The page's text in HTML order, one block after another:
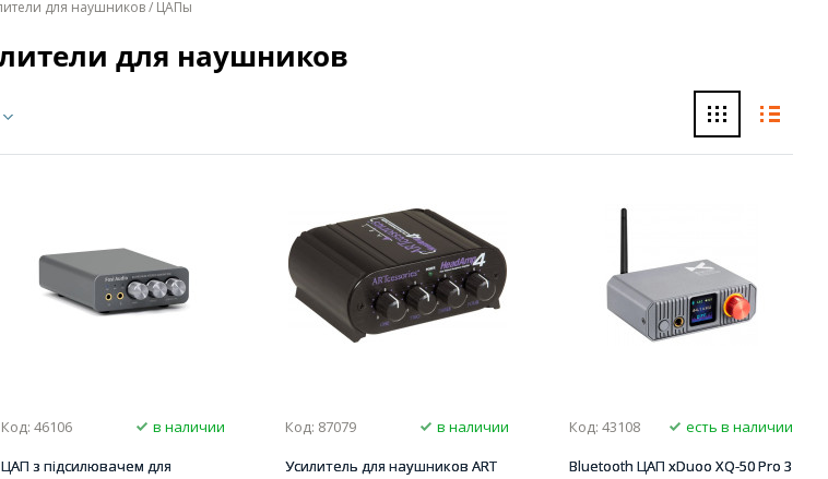
для наушников / ЦАПы
для наушников
Код: 46106
в наличии
ЦАП з підсилювачем для
Код: 87079
в наличии
Усилитель для наушников ART
Код: 43108
есть в наличии
Bluetooth ЦАП xDuoo XQ-50 Pro 3